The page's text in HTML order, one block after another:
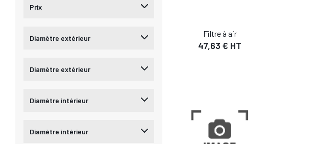
Prix
Diamètre extérieur
Diamètre extérieur
Diamètre intérieur
Diamètre intérieur
Filtre à air
47,63 € HT